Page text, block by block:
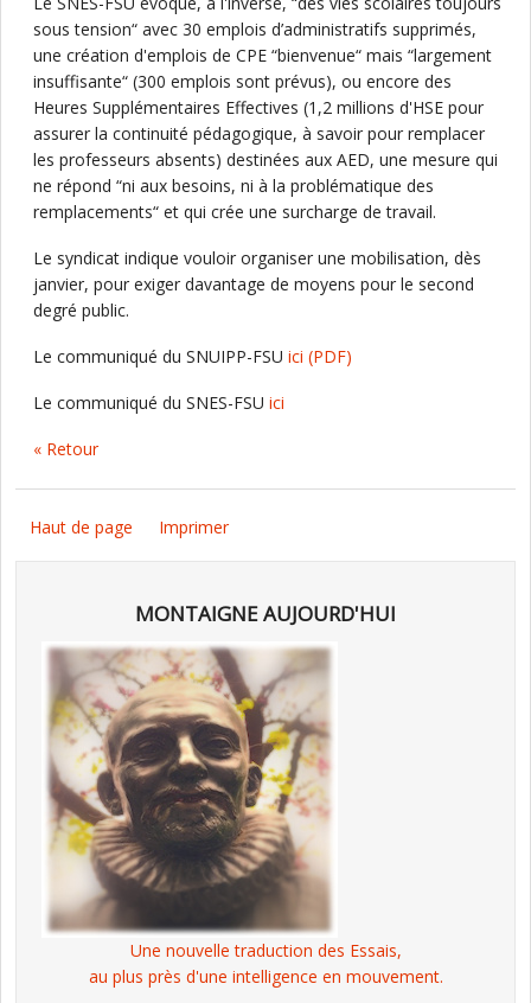
sous tension“ avec 30 emplois d’administratifs supprimés,
une création d'emplois de CPE “bienvenue“ mais “largement
insuffisante“ (300 emplois sont prévus), ou encore des
Heures Supplémentaires Effectives (1,2 millions d'HSE pour
assurer la continuité pédagogique, à savoir pour remplacer
les professeurs absents) destinées aux AED, une mesure qui
ne répond “ni aux besoins, ni à la problématique des
remplacements“ et qui crée une surcharge de travail.
Le syndicat indique vouloir organiser une mobilisation, dès
janvier, pour exiger davantage de moyens pour le second
degré public.
Le communiqué du SNUIPP-FSU ici (PDF)
Le communiqué du SNES-FSU ici
« Retour
Haut de page Imprimer
MONTAIGNE AUJOURD'HUI
Une nouvelle traduction des Essais,
au plus près d'une intelligence en mouvement.